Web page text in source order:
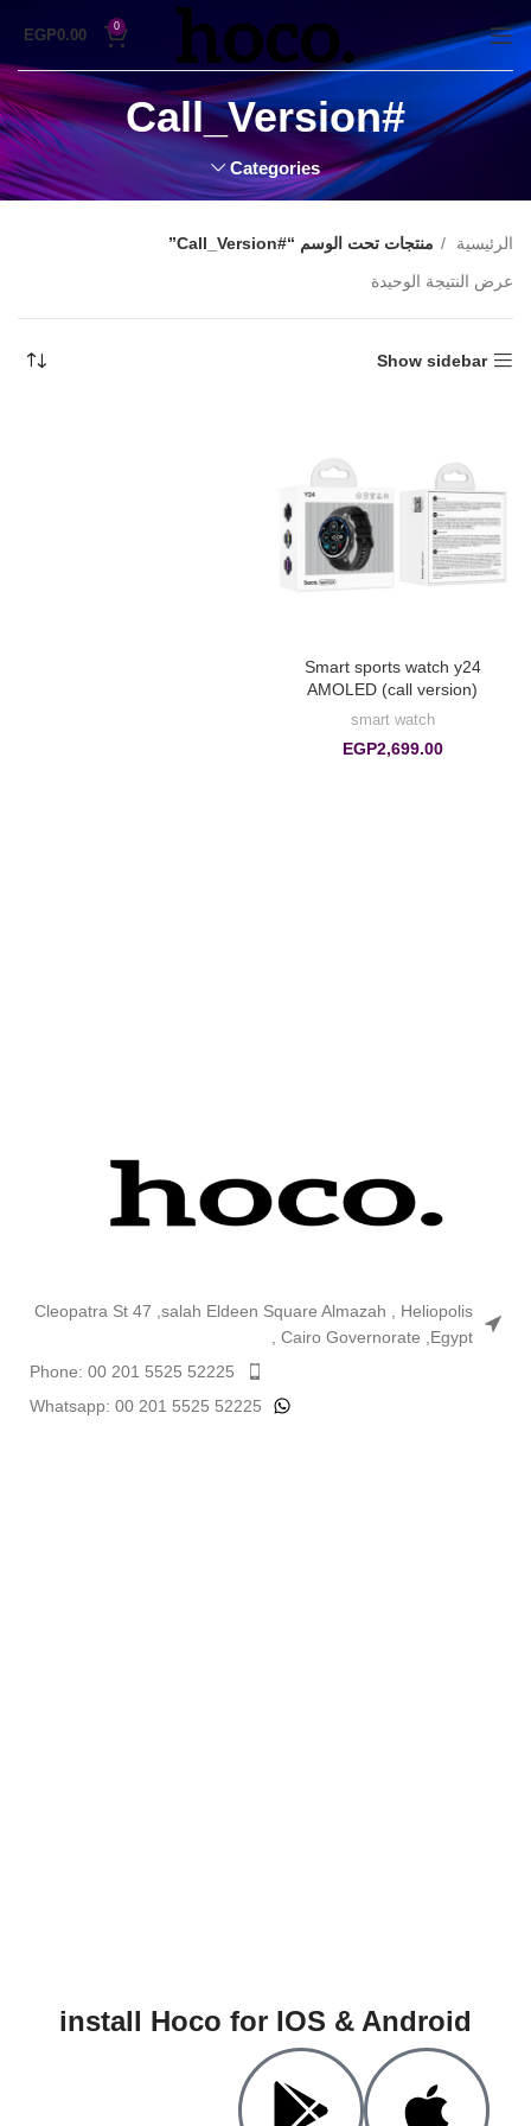
0
EGP0.00
#Call_Version
Categories
الرئيسية
منتجات تحت الوسم “#Call_Version”
عرض النتيجة الوحيدة
Show sidebar
Smart sports watch y24
AMOLED (call version)
smart watch
EGP2,699.00
Cleopatra St 47 ,salah Eldeen Square Almazah , Heliopolis
, Cairo Governorate ,Egypt
Phone: 00 201 5525 52225
Whatsapp: 00 201 5525 52225
install Hoco for IOS & Android